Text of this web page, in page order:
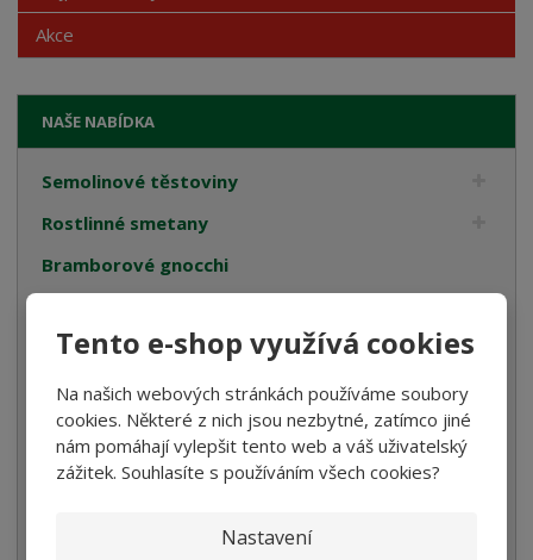
Tento e-shop využívá cookies
Na našich webových stránkách používáme soubory
cookies. Některé z nich jsou nezbytné, zatímco jiné
nám pomáhají vylepšit tento web a váš uživatelský
zážitek. Souhlasíte s používáním všech cookies?
Nastavení
NAŠE NABÍDKA
Semolinové těstoviny
Rostlinné smetany
Bramborové gnocchi
Velikonoce
Bulgur, Kuskus a Polenta
Oleje
Cukrovinky
Akce